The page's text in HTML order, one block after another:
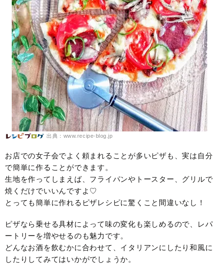
出典：www.recipe-blog.jp
お店での女子会でよく頼まれることが多いピザも、実は自分
で簡単に作ることができます。
生地を作ってしまえば、フライパンやトースター、グリルで
焼くだけでいいんですよ♡
とっても簡単に作れるピザレシピに驚くこと間違いなし！
ピザなら乗せる具材によって味の変化も楽しめるので、レパ
ートリーを増やせるのも魅力です。
どんなお酒を飲むかに合わせて、イタリアンにしたり和風に
したりしてみてはいかがでしょうか。